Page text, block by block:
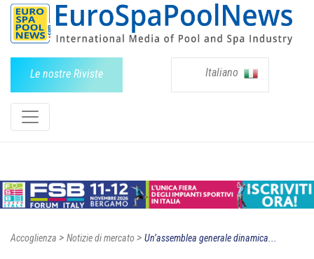
Le nostre Riviste Italiano
Accoglienza > Notizie di mercato > Un’assemblea generale dinamica...